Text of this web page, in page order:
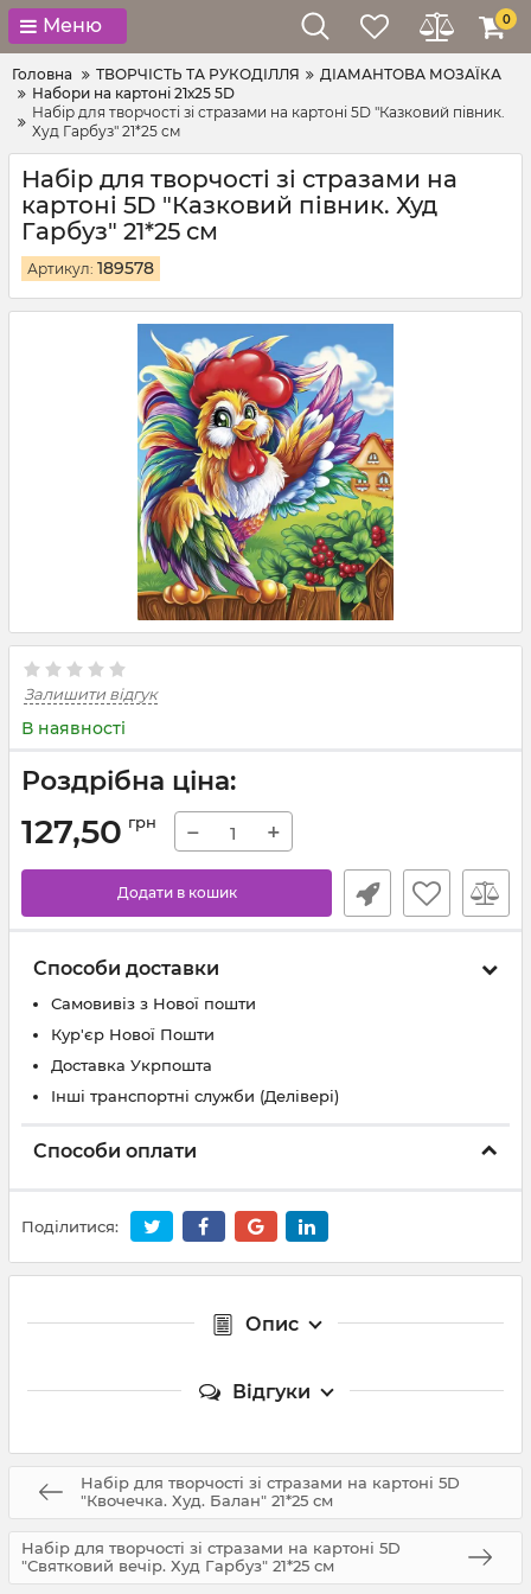
Меню 0
Головна ТВОРЧІСТЬ ТА РУКОДІЛЛЯ
ДІАМАНТОВА МОЗАЇКА
Набори на картоні 21х25 5D
Набір для творчості зі стразами на картоні 5D "Казковий півник.
Худ Гарбуз" 21*25 см
Набір для творчості зі стразами на
картоні 5D "Казковий півник. Худ
Гарбуз" 21*25 см
Артикул: 189578
Залишити відгук
В наявності
Роздрібна ціна:
127,50 грн − +
Додати в кошик
Способи доставки
Самовивіз з Нової пошти
Кур'єр Нової Пошти
Доставка Укрпошта
Інші транспортні служби (Делівері)
Способи оплати
Поділитися:
Опис
Відгуки
Набір для творчості зі стразами на картоні 5D
"Квочечка. Худ. Балан" 21*25 см
Набір для творчості зі стразами на картоні 5D
"Святковий вечір. Худ Гарбуз" 21*25 см